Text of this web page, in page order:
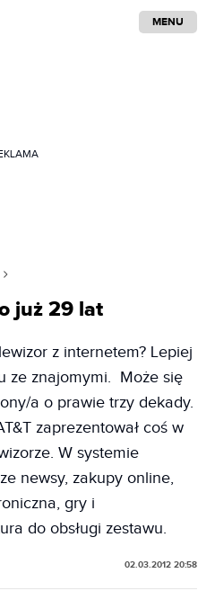
MENU
już 29 lat
z internetem? Lepiej
ze znajomymi. Może się
a o prawie trzy dekady.
zaprezentował coś w
W systemie
newsy, zakupy online,
gry i
do obsługi zestawu.
02.03.2012 20:58